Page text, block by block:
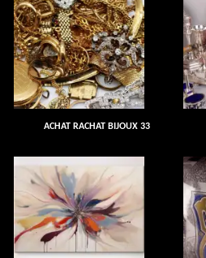
ACHAT RACHAT BIJOUX 33